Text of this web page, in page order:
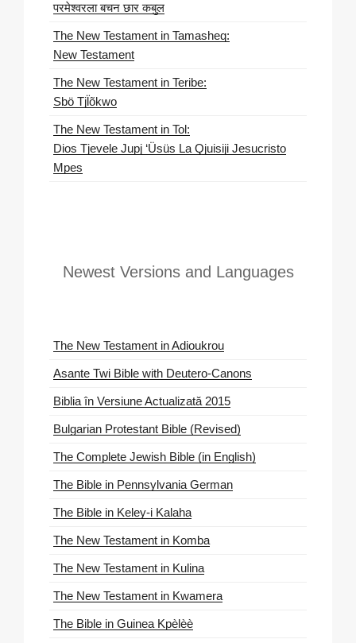
परमेश्वरला बचन छार कबुल
The New Testament in Tamasheq:
New Testament
The New Testament in Teribe:
Sbö Tjl̈õkwo
The New Testament in Tol:
Dios Tjevele Jupj ‘Üsüs La Qjuisiji Jesucristo
Mpes
Newest Versions and Languages
The New Testament in Adioukrou
Asante Twi Bible with Deutero-Canons
Biblia în Versiune Actualizată 2015
Bulgarian Protestant Bible (Revised)
The Complete Jewish Bible (in English)
The Bible in Pennsylvania German
The Bible in Keley-i Kalaha
The New Testament in Komba
The New Testament in Kulina
The New Testament in Kwamera
The Bible in Guinea Kpèlèè